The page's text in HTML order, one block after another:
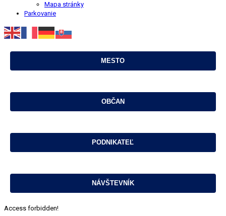
Mapa stránky
Parkovanie
Access forbidden!